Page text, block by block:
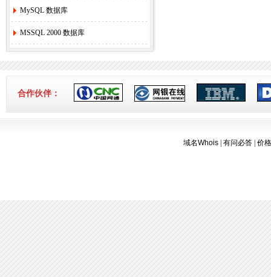
香港独享服务器69硬件升级通知！
3-24]
5. 香港服务器机房线路升级维护通知
6.国际域名(.COM)续费价格调整通知 [2019-
8-21]
3-16]
MySQL 数据库
MSSQL 2000 数据库
合作伙伴：
域名Whois 有问必答 价